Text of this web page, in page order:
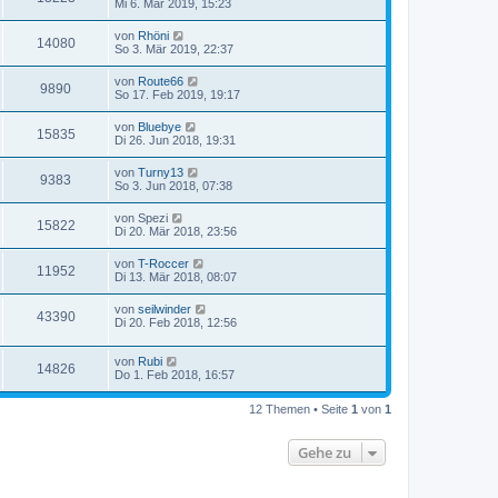
Mi 6. Mär 2019, 15:23
14080 von Rhöni
So 3. Mär 2019, 22:37
9890 von Route66
So 17. Feb 2019, 19:17
15835 von Bluebye
Di 26. Jun 2018, 19:31
9383 von Turny13
So 3. Jun 2018, 07:38
15822 von Spezi
Di 20. Mär 2018, 23:56
11952 von T-Roccer
Di 13. Mär 2018, 08:07
43390 von seilwinder
Di 20. Feb 2018, 12:56
14826 von Rubi
Do 1. Feb 2018, 16:57
12 Themen • Seite 1 von 1
Gehe zu